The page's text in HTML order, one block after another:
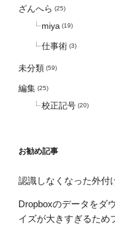
ざんへら (25)
miya (19)
仕事術 (3)
未分類 (59)
編集 (25)
校正記号 (20)
お勧め記事
認識しなくなった外付
Dropboxのデータをダ
イズが大きすぎるため